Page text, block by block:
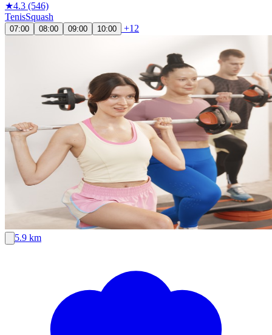
★4.3 (546)
TenisSquash
07:00 08:00 09:00 10:00 +12
5.9 km